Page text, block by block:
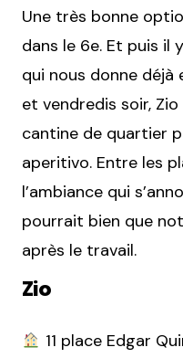
Une très bonne
dans le 6e. Et puis
qui nous donne déjà
et vendredis soir,
cantine de quartier
aperitivo. Entre les
l’ambiance qui
pourrait bien que
après le travail.
Zio
11 place Edgar